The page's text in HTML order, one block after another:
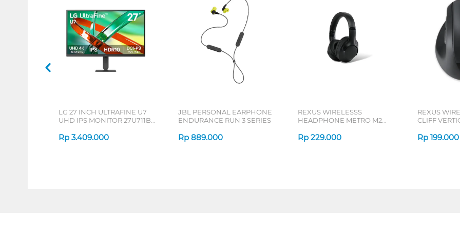
LG 27 INCH ULTRAFINE U7
UHD IPS MONITOR 27U711B-
Rp 3.409.000
JBL PERSONAL EARPHONE
ENDURANCE RUN 3 SERIES
Rp 889.000
REXUS WIRELESSS
HEADPHONE METRO M2
Rp 229.000
REXUS
CLIFF
Rp 199.000